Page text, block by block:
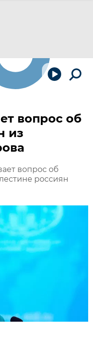
вопрос об
из
вопрос об
россиян